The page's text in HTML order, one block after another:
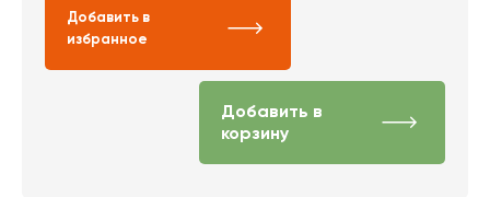
Добавить в
избранное
Добавить в
корзину